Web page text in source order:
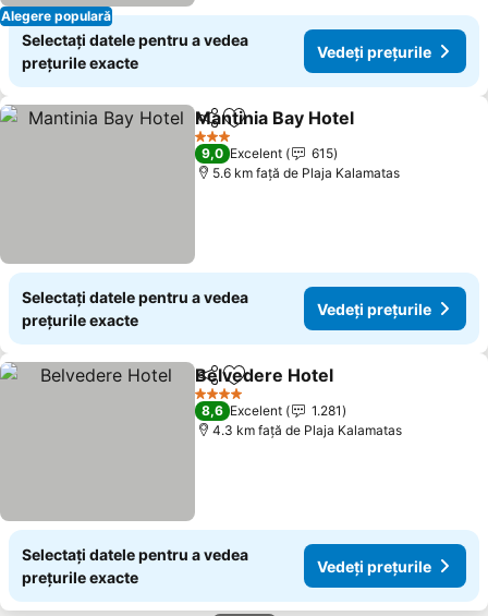
Alegere populară
Selectați datele pentru a vedea
prețurile exacte
Vedeți prețurile
DistribuițiAdăugaţi la favorite
Mantinia Bay Hotel
3 Stele
9,0 Excelent
615
5.6 km faţă de Plaja Kalamatas
Selectați datele pentru a vedea
prețurile exacte
Vedeți prețurile
DistribuițiAdăugaţi la favorite
Belvedere Hotel
4 Stele
8,6 Excelent
1.281
4.3 km faţă de Plaja Kalamatas
Selectați datele pentru a vedea
prețurile exacte
Vedeți prețurile